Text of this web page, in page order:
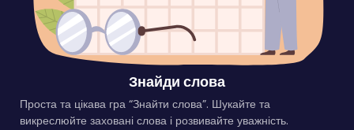
Знайди слова
Проста та цікава гра “Знайти слова”. Шукайте та
викреслюйте заховані слова і розвивайте уважність.